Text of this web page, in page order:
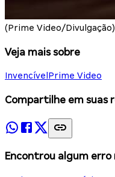
(Prime Video/Divulgação)
Veja mais sobre
Invencível Prime Video
Compartilhe em suas
Encontrou algum